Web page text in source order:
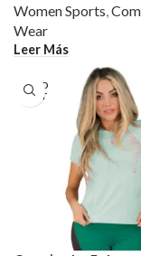
Women Sports,
Wear
Leer Más
SOLD
OUT